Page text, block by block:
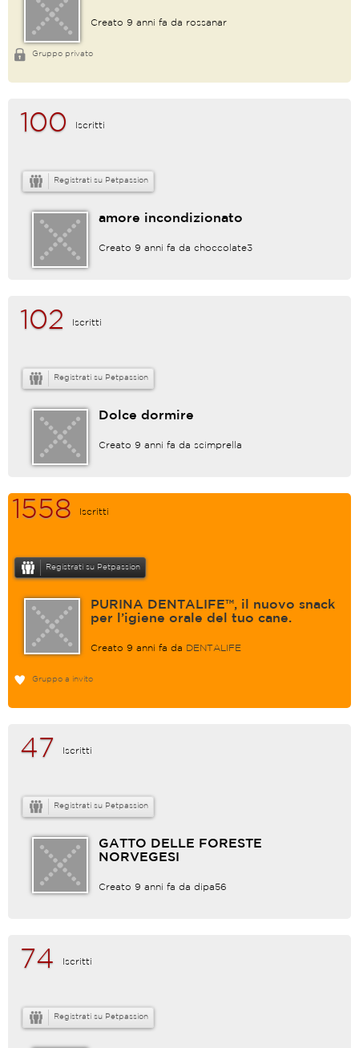
Creato 9 anni fa da rossanar
Gruppo privato
100 Iscritti
Registrati su Petpassion
amore incondizionato
Creato 9 anni fa da choccolate3
102 Iscritti
Registrati su Petpassion
Dolce dormire
Creato 9 anni fa da scimprella
1558 Iscritti
Registrati su Petpassion
PURINA DENTALIFE™, il nuovo snack
per l’igiene orale del tuo cane.
Creato 9 anni fa da DENTALIFE
Gruppo a invito
47 Iscritti
Registrati su Petpassion
GATTO DELLE FORESTE
NORVEGESI
Creato 9 anni fa da dipa56
74 Iscritti
Registrati su Petpassion